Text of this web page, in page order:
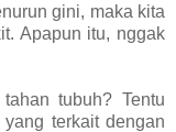
gini, maka kita
Apapun itu, nggak
tubuh? Tentu
terkait dengan